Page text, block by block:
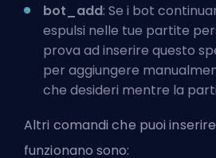
bot_add: Se i bot
espulsi nelle tue partite
prova ad inserire questo
per aggiungere
che desideri mentre la
Altri comandi che puoi
funzionano sono: